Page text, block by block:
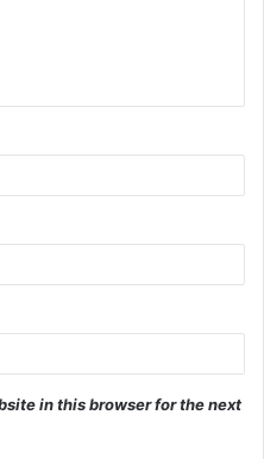
in this browser for the next